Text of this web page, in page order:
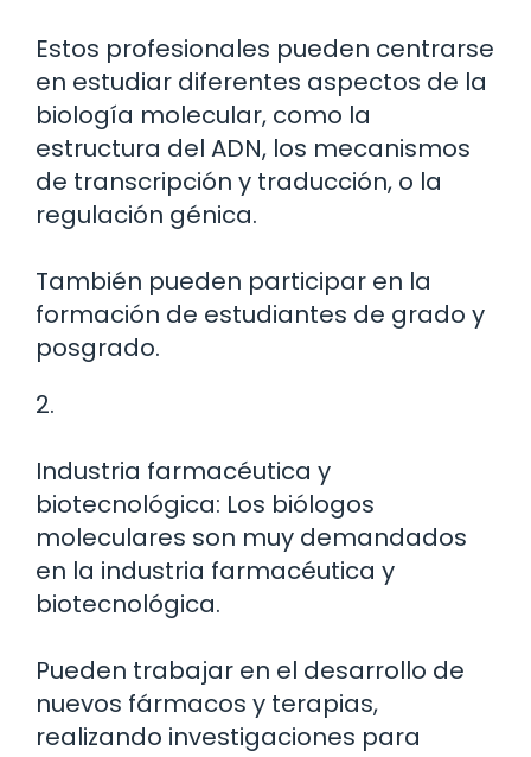
Estos profesionales pueden centrarse
en estudiar diferentes aspectos de la
biología molecular, como la
estructura del ADN, los mecanismos
de transcripción y traducción, o la
regulación génica.
También pueden participar en la
formación de estudiantes de grado y
posgrado.
2.
Industria farmacéutica y
biotecnológica: Los biólogos
moleculares son muy demandados
en la industria farmacéutica y
biotecnológica.
Pueden trabajar en el desarrollo de
nuevos fármacos y terapias,
realizando investigaciones para